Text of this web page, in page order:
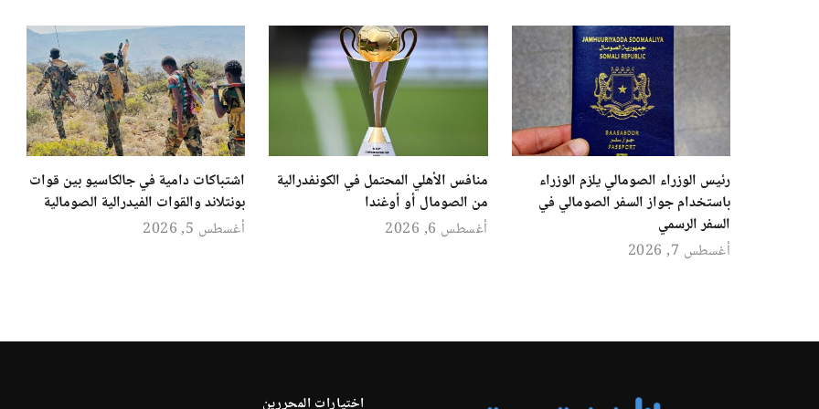
رئيس الوزراء الصومالي يلزم الوزراء
باستخدام جواز السفر الصومالي في
السفر الرسمي
أغسطس 7, 2026
منافس الأهلي المحتمل في الكونفدرالية
من الصومال أو أوغندا
أغسطس 6, 2026
اشتباكات دامية في جالكاسيو بين قوات
بونتلاند والقوات الفيدرالية الصومالية
أغسطس 5, 2026
اختيارات المحررين